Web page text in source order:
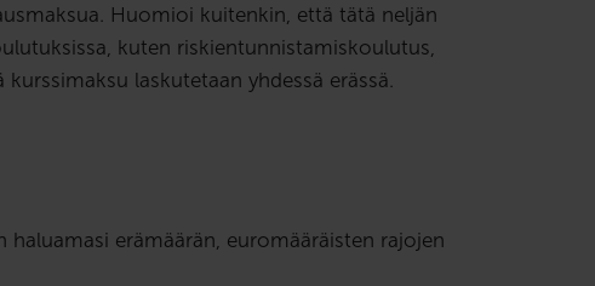
Huomioi kuitenkin, että tätä neljän
kuten riskientunnistamiskoulutus,
laskutetaan yhdessä erässä.
erämäärän, euromääräisten rajojen